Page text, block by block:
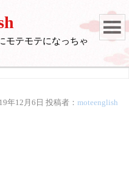
モテモテになっちゃ
年12月6日 投稿者：moteenglish